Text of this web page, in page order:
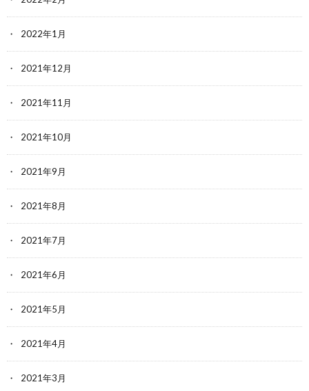
2022年1月
2021年12月
2021年11月
2021年10月
2021年9月
2021年8月
2021年7月
2021年6月
2021年5月
2021年4月
2021年3月